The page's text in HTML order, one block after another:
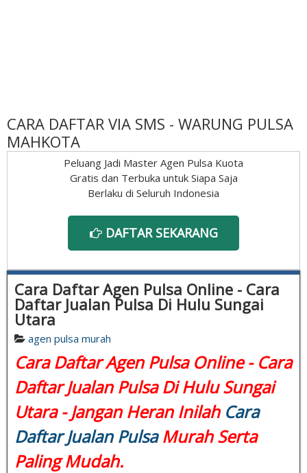
CARA DAFTAR VIA SMS - WARUNG PULSA
MAHKOTA
Peluang Jadi Master Agen Pulsa Kuota
Gratis dan Terbuka untuk Siapa Saja
Berlaku di Seluruh Indonesia
DAFTAR SEKARANG
Cara Daftar Agen Pulsa Online - Cara
Daftar Jualan Pulsa Di Hulu Sungai
Utara
agen pulsa murah
Cara Daftar Agen Pulsa Online - Cara
Daftar Jualan Pulsa Di Hulu Sungai
Utara - Jangan Heran Inilah Cara
Daftar Jualan PulsaMurah Serta
Paling Mudah.